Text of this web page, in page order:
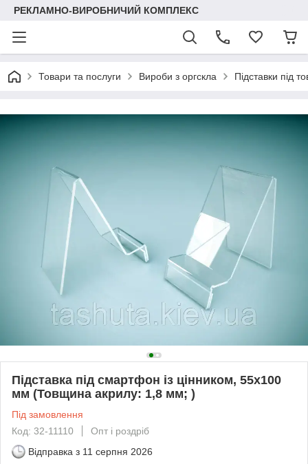
РЕКЛАМНО-ВИРОБНИЧИЙ КОМПЛЕКС
Товари та послуги Вироби з оргскла Підставки під
Підставка під смартфон із цінником, 55х100
мм (Товщина акрилу: 1,8 мм; )
Під замовлення
Код: 32-11110
Опт і роздріб
Відправка з 11 серпня 2026